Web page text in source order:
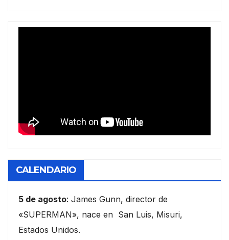
CALENDARIO
5 de agosto: James Gunn, director de
«SUPERMAN», nace en San Luis, Misuri,
Estados Unidos.